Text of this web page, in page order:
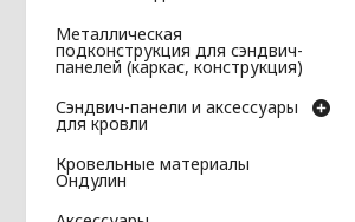
Металлическая
подконструкция для сэндвич-
панелей (каркас, конструкция)
Сэндвич-панели и аксессуары
для кровли
Кровельные материалы
Ондулин